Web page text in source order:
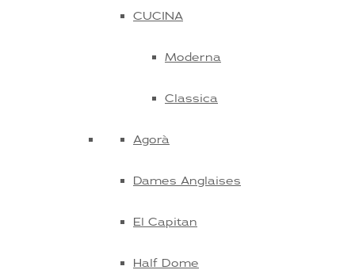
CUCINA
Moderna
Classica
Agorà
Dames Anglaises
El Capitan
Half Dome